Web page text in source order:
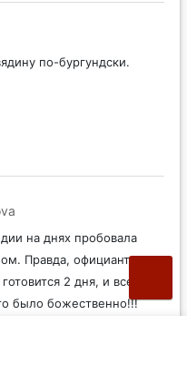
по-бургундски.
на днях пробовала
Правда, официант
2 дня, и все
было божественно!!!